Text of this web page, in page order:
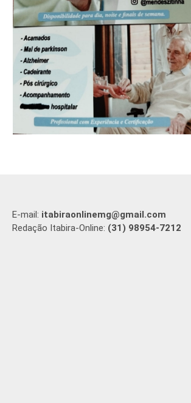
E-mail: itabiraonlinemg@gmail.com
Redação Itabira-Online: (31) 98954-7212